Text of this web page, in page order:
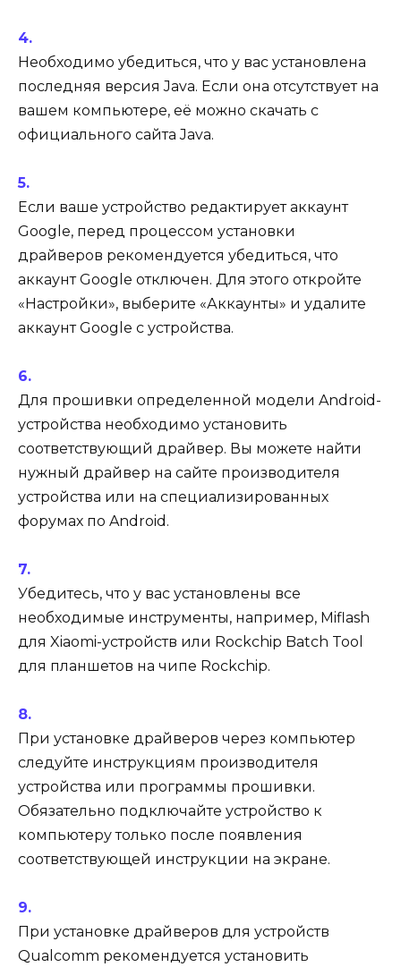
Необходимо убедиться, что у вас установлена
последняя версия Java. Если она отсутствует на
вашем компьютере, её можно скачать с
официального сайта Java.
Если ваше устройство редактирует аккаунт
Google, перед процессом установки
драйверов рекомендуется убедиться, что
аккаунт Google отключен. Для этого откройте
«Настройки», выберите «Аккаунты» и удалите
аккаунт Google с устройства.
Для прошивки определенной модели Android-
устройства необходимо установить
соответствующий драйвер. Вы можете найти
нужный драйвер на сайте производителя
устройства или на специализированных
форумах по Android.
Убедитесь, что у вас установлены все
необходимые инструменты, например, Miflash
для Xiaomi-устройств или Rockchip Batch Tool
для планшетов на чипе Rockchip.
При установке драйверов через компьютер
следуйте инструкциям производителя
устройства или программы прошивки.
Обязательно подключайте устройство к
компьютеру только после появления
соответствующей инструкции на экране.
При установке драйверов для устройств
Qualcomm рекомендуется установить